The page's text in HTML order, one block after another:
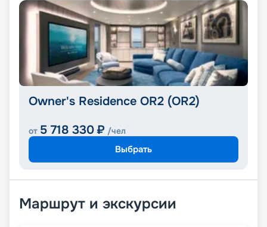
Owner's Residence OR2 (OR2)
от 5 718 330 ₽ /чел
Выбрать
Маршрут и экскурсии